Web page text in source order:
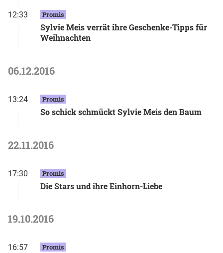
12:33 Promis
Sylvie Meis verrät ihre Geschenke-Tipps für
Weihnachten
06.12.2016
13:24 Promis
So schick schmückt Sylvie Meis den Baum
22.11.2016
17:30 Promis
Die Stars und ihre Einhorn-Liebe
19.10.2016
16:57 Promis